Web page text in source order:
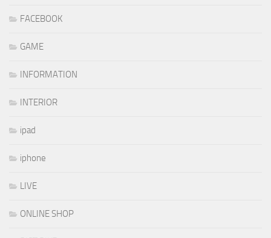
FACEBOOK
GAME
INFORMATION
INTERIOR
ipad
iphone
LIVE
ONLINE SHOP